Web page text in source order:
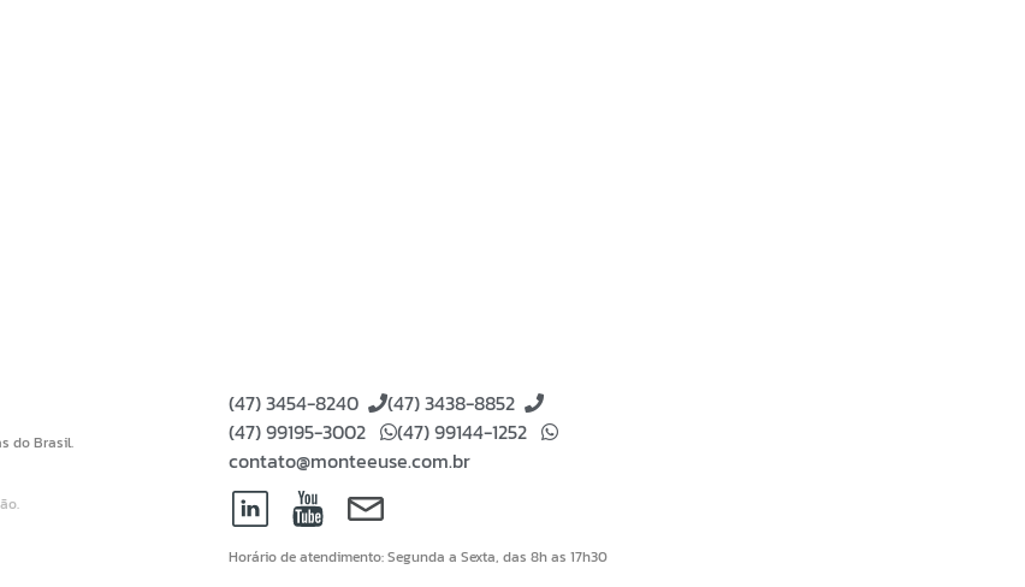
do Brasil.
(47) 3454-8240
(47) 3438-8852
(47) 99195-3002 (47) 99144-1252
contato@monteeuse.com.br
Horário de atendimento: Segunda a Sexta, das 8h as 17h30